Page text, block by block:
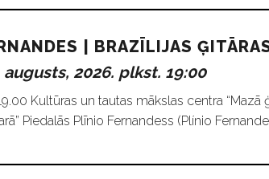
| BRAZĪLIJAS
augusts, 2026. plkst. 19:00
Kultūras un tautas mākslas centra
Piedalās Plīnio Fernandess (Plínio